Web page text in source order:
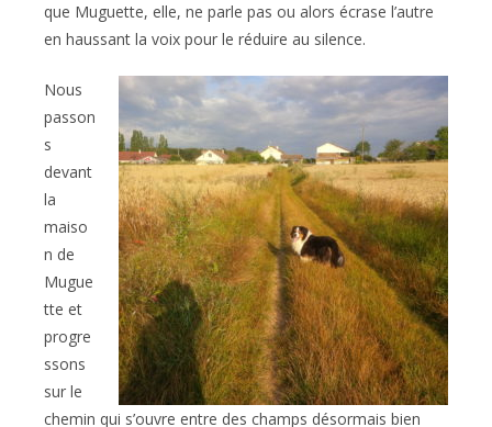
que Muguette, elle, ne parle pas ou alors écrase l’autre
en haussant la voix pour le réduire au silence.
Nous
passon
s
devant
la
maiso
n de
Mugue
tte et
progre
ssons
sur le
chemin qui s’ouvre entre des champs désormais bien